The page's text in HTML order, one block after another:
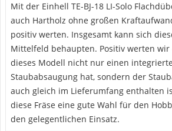
Mit der Einhell TE-BJ-18 LI-Solo
auch Hartholz ohne großen
positiv werten. Insgesamt kann sich
Mittelfeld behaupten. Positiv werten wir
dieses Modell nicht nur einen
Staubabsaugung hat, sondern der
auch gleich im Lieferumfang enthalten
diese Fräse eine gute Wahl für den
den gelegentlichen Einsatz.